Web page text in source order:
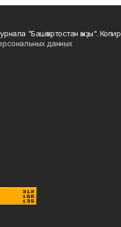
"Башҡортостан ҡыҙы".
данных